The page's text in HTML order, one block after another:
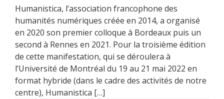
Humanistica, l’association francophone des
humanités numériques créée en 2014, a organisé
en 2020 son premier colloque à Bordeaux puis un
second à Rennes en 2021. Pour la troisième édition
de cette manifestation, qui se déroulera à
l’Université de Montréal du 19 au 21 mai 2022 en
format hybride (dans le cadre des activités de notre
centre), Humanistica […]